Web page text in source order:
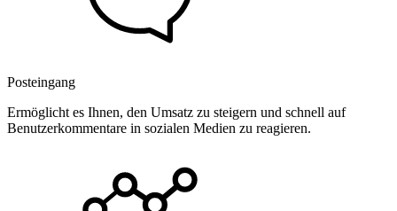
Posteingang
Ermöglicht es Ihnen, den Umsatz zu steigern und schnell auf
Benutzerkommentare in sozialen Medien zu reagieren.